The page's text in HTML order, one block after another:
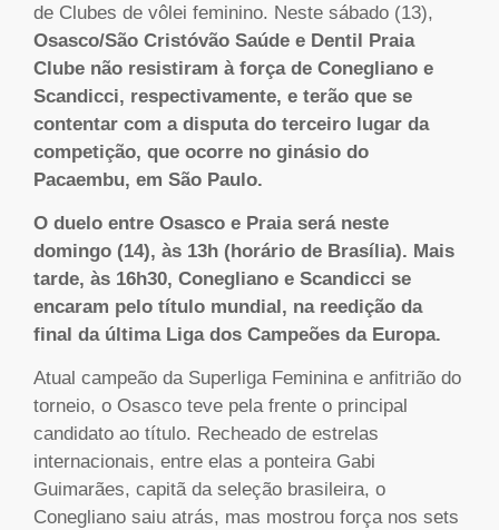
de Clubes de vôlei feminino. Neste sábado (13),
Osasco/São Cristóvão Saúde e Dentil Praia
Clube não resistiram à força de Conegliano e
Scandicci, respectivamente, e terão que se
contentar com a disputa do terceiro lugar da
competição, que ocorre no ginásio do
Pacaembu, em São Paulo.
O duelo entre Osasco e Praia será neste
domingo (14), às 13h (horário de Brasília). Mais
tarde, às 16h30, Conegliano e Scandicci se
encaram pelo título mundial, na reedição da
final da última Liga dos Campeões da Europa.
Atual campeão da Superliga Feminina e anfitrião do
torneio, o Osasco teve pela frente o principal
candidato ao título. Recheado de estrelas
internacionais, entre elas a ponteira Gabi
Guimarães, capitã da seleção brasileira, o
Conegliano saiu atrás, mas mostrou força nos sets